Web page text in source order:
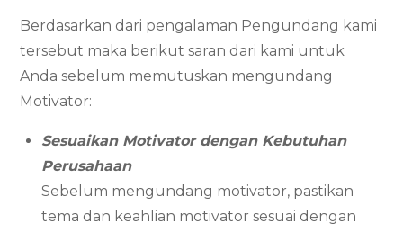
Berdasarkan dari pengalaman Pengundang kami
tersebut maka berikut saran dari kami untuk
Anda sebelum memutuskan mengundang
Motivator:
Sesuaikan Motivator dengan Kebutuhan
Perusahaan
Sebelum mengundang motivator, pastikan
tema dan keahlian motivator sesuai dengan